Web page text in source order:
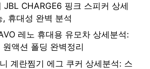
JBL CHARGE6 핑크 스피커 상세
휴대성 완벽 분석
레노 휴대용 유모차 상세분석:
액션 폴딩 완벽정리
계란찜기 에그 쿠커 상세분석: 스